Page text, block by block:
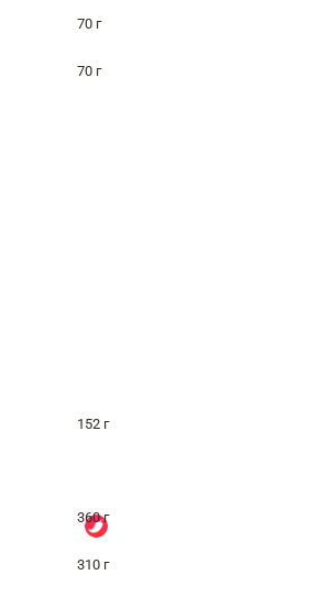
70 г
70 г
152 г
360 г
310 г